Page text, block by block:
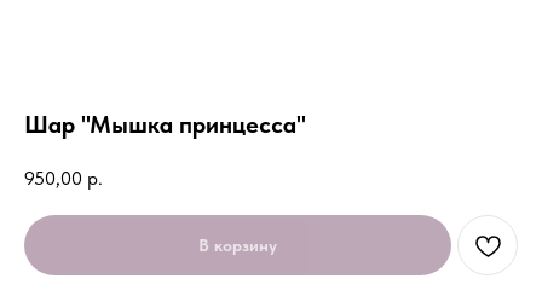
Шар "Мышка принцесса"
950,00 р.
В корзину